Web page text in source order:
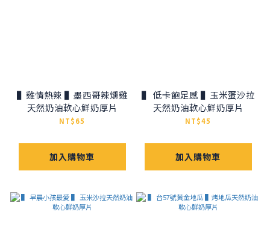
▌雞情熱辣 ▌墨西哥辣燻雞
天然奶油軟心鮮奶厚片
NT$65
加入購物車
▌ 低卡飽足感 ▌玉米蛋沙拉
天然奶油軟心鮮奶厚片
NT$45
加入購物車